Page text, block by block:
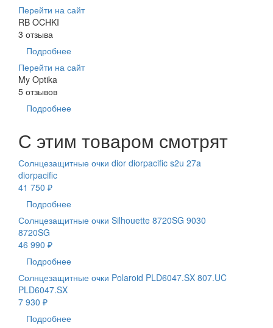
Перейти на сайт
RB OCHKI
3 отзыва
Подробнее
Перейти на сайт
My Optika
5 отзывов
Подробнее
С этим товаром смотрят
Солнцезащитные очки dior diorpacific s2u 27a
diorpacific
41 750 ₽
Подробнее
Солнцезащитные очки Silhouette 8720SG 9030
8720SG
46 990 ₽
Подробнее
Солнцезащитные очки Polaroid PLD6047.SX 807.UC
PLD6047.SX
7 930 ₽
Подробнее